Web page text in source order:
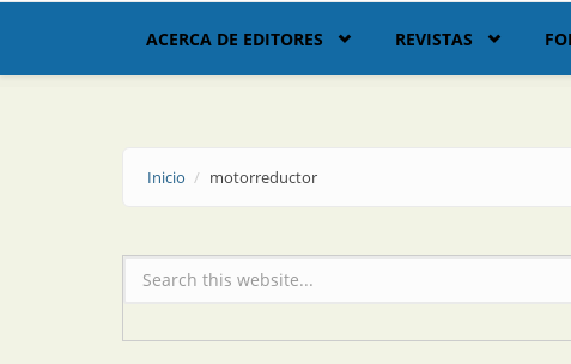
ACERCA DE EDITORES REVISTAS
Inicio motorreductor
Formulario de búsqueda